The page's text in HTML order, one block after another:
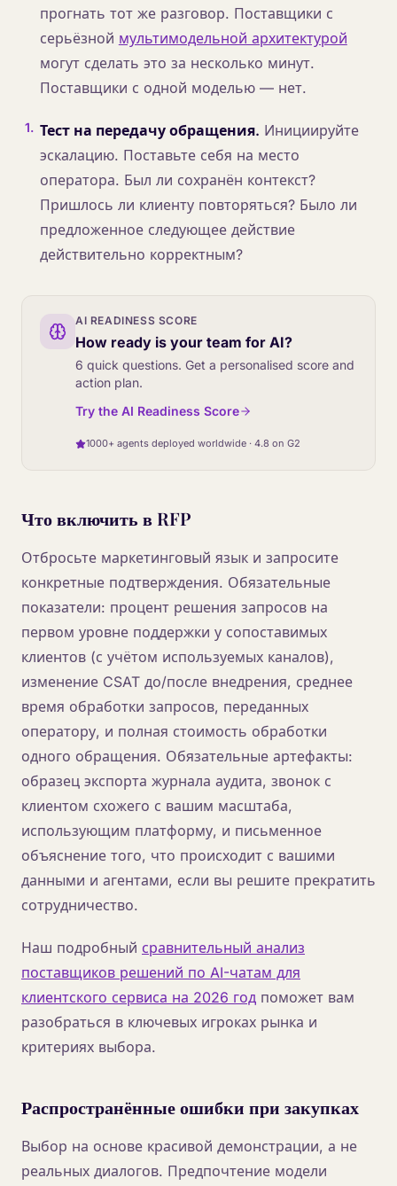
прогнать тот же разговор. Поставщики с
серьёзной мультимодельной архитектурой
могут сделать это за несколько минут.
Поставщики с одной моделью — нет.
1. Тест на передачу обращения. Инициируйте
эскалацию. Поставьте себя на место
оператора. Был ли сохранён контекст?
Пришлось ли клиенту повторяться? Было ли
предложенное следующее действие
действительно корректным?
AI READINESS SCORE
How ready is your team for AI?
6 quick questions. Get a personalised score and
action plan.
Try the AI Readiness Score
1000+ agents deployed worldwide · 4.8 on G2
Что включить в RFP
Отбросьте маркетинговый язык и запросите
конкретные подтверждения. Обязательные
показатели: процент решения запросов на
первом уровне поддержки у сопоставимых
клиентов (с учётом используемых каналов),
изменение CSAT до/после внедрения, среднее
время обработки запросов, переданных
оператору, и полная стоимость обработки
одного обращения. Обязательные артефакты:
образец экспорта журнала аудита, звонок с
клиентом схожего с вашим масштаба,
использующим платформу, и письменное
объяснение того, что происходит с вашими
данными и агентами, если вы решите прекратить
сотрудничество.
Наш подробный сравнительный анализ
поставщиков решений по AI-чатам для
клиентского сервиса на 2026 год поможет вам
разобраться в ключевых игроках рынка и
критериях выбора.
Распространённые ошибки при закупках
Выбор на основе красивой демонстрации, а не
реальных диалогов. Предпочтение модели